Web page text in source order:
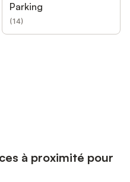
Parking
(14)
à proximité pour